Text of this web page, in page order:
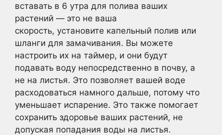
вставать в 6 утра для полива ваших
растений — это не ваша
скорость, установите капельный полив или
шланги для замачивания. Вы можете
настроить их на таймер, и они будут
подавать воду непосредственно в почву, а
не на листья. Это позволяет вашей воде
расходоваться намного дальше, потому что
уменьшает испарение. Это также помогает
сохранить здоровье ваших растений, не
допуская попадания воды на листья.